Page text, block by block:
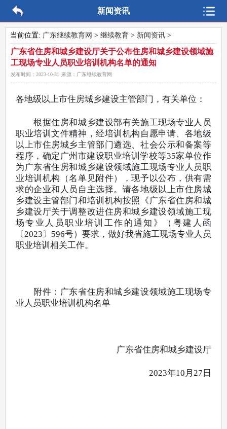
新闻资讯
当前位置: 广东继续教育网 > 继续教育 > 新闻资讯>
广东省住房和城乡建设厅关于公布住房和城乡建设领域施
工现场专业人员职业培训机构名单的通知
发布时间： 2023-10-31 来源： 广东继续教育网
各地级以上市住房城乡建设主管部门，有关单位：
根据住房和城乡建设部有关施工现场专业人员
职业培训文件精神，经培训机构自愿申请、各地级
以上市住房城乡主管部门遴选、社会公示和备案等
程序，确定广州市建设职业培训学校等35家单位作
为广东省住房和城乡建设领域施工现场专业人员职
业培训机构（名单见附件），现予以公布，供有需
求的企业和人员自主选择。请各地级以上市住房城
乡建设主管部门和培训机构按照《广东省住房和城
乡建设厅关于调整改进住房和城乡建设领域施工现
场专业人员职业培训工作的通知》（ 粤建人函
〔2023〕596号）要求，做好我省施工现场专业人员
职业培训相关工作。
附件：广东省住房和城乡建设领域施工现场专
业人员职业培训机构名单
广东省住房和城乡建设厅
2023年10月27日